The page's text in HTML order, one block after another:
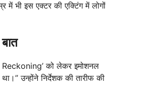
भी इस एक्टर की एक्टिंग में लोगों
को लेकर इमोशनल
उन्होंने निर्देशक की तारीफ की